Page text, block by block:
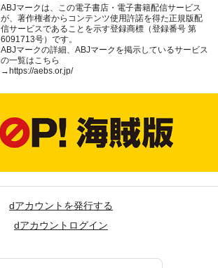
ABJマークは、この電子書店・電子書籍配信サービス
が、著作権者からコンテンツ使用許諾を得た正規版配
信サービスであることを示す登録商標（登録番号 第
6091713号）です。
ABJマークの詳細、ABJマークを掲示しているサービス
の一覧はこちら
→https://aebs.or.jp/
dアカウントを発行する
dアカウントログイン